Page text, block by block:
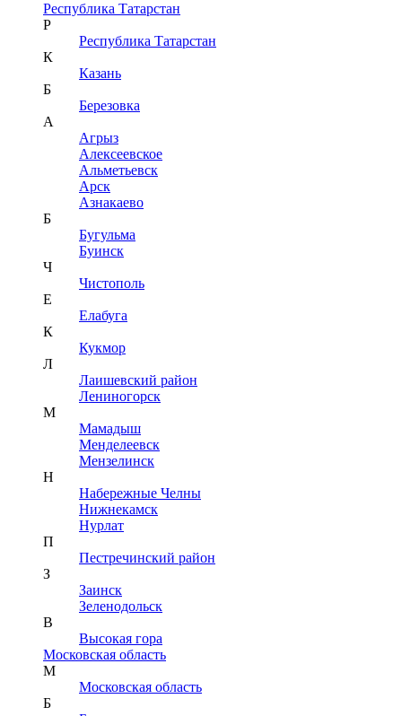
Республика Татарстан
Р
Республика Татарстан
К
Казань
Б
Березовка
А
Агрыз
Алексеевское
Альметьевск
Арск
Азнакаево
Б
Бугульма
Буинск
Ч
Чистополь
Е
Елабуга
К
Кукмор
Л
Лаишевский район
Лениногорск
М
Мамадыш
Менделеевск
Мензелинск
Н
Набережные Челны
Нижнекамск
Нурлат
П
Пестречинский район
З
Заинск
Зеленодольск
В
Высокая гора
Московская область
М
Московская область
Б